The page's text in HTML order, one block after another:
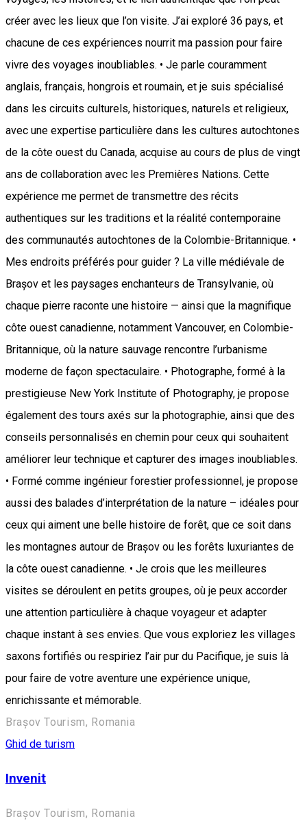
créer avec les lieux que l’on visite. J’ai exploré 36 pays, et
chacune de ces expériences nourrit ma passion pour faire
vivre des voyages inoubliables. • Je parle couramment
anglais, français, hongrois et roumain, et je suis spécialisé
dans les circuits culturels, historiques, naturels et religieux,
avec une expertise particulière dans les cultures autochtones
de la côte ouest du Canada, acquise au cours de plus de vingt
ans de collaboration avec les Premières Nations. Cette
expérience me permet de transmettre des récits
authentiques sur les traditions et la réalité contemporaine
des communautés autochtones de la Colombie-Britannique. •
Mes endroits préférés pour guider ? La ville médiévale de
Brașov et les paysages enchanteurs de Transylvanie, où
chaque pierre raconte une histoire — ainsi que la magnifique
côte ouest canadienne, notamment Vancouver, en Colombie-
Britannique, où la nature sauvage rencontre l’urbanisme
moderne de façon spectaculaire. • Photographe, formé à la
prestigieuse New York Institute of Photography, je propose
également des tours axés sur la photographie, ainsi que des
conseils personnalisés en chemin pour ceux qui souhaitent
améliorer leur technique et capturer des images inoubliables.
• Formé comme ingénieur forestier professionnel, je propose
aussi des balades d’interprétation de la nature – idéales pour
ceux qui aiment une belle histoire de forêt, que ce soit dans
les montagnes autour de Brașov ou les forêts luxuriantes de
la côte ouest canadienne. • Je crois que les meilleures
visites se déroulent en petits groupes, où je peux accorder
une attention particulière à chaque voyageur et adapter
chaque instant à ses envies. Que vous exploriez les villages
saxons fortifiés ou respiriez l’air pur du Pacifique, je suis là
pour faire de votre aventure une expérience unique,
enrichissante et mémorable.
Brașov Tourism, Romania
Ghid de turism
Invenit
Brașov Tourism, Romania